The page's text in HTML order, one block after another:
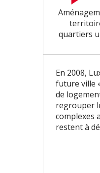
quartiers
En 2008,
future ville
de
regrouper
complexes
restent à